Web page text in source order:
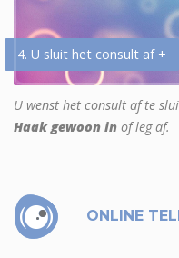
4. U sluit het consult af +
U wenst het consult af te
Haak gewoon in of leg af.
ONLINE